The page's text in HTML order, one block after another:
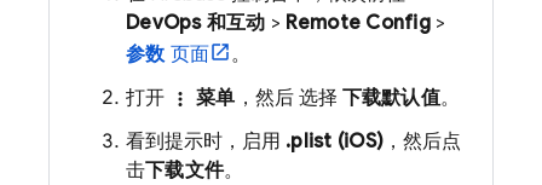
DevOps 和互动 > Remote Config>
参数页面
。
打开
more_vert 菜单 ，然后 选择 下载默认值。
看到提示时，启用 .plist (iOS) ，然后点
击下载文件。